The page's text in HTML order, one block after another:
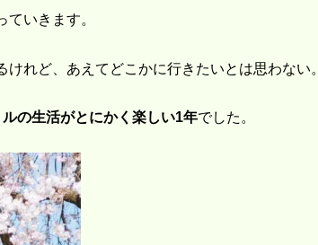
いきます。
れど、あえてどこかに行きたいとは思わない。
の生活がとにかく楽しい1年でした。